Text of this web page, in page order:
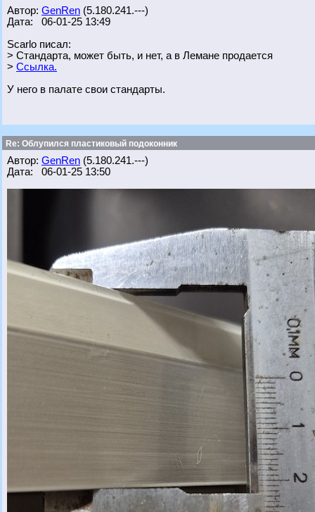
Автор: GenRen (5.180.241.---)
Дата: 06-01-25 13:49
Scarlo писал:
> Стандарта, может быть, и нет, а в Лемане продается
> Ссылка.
У него в палате свои стандарты.
Re: Облупился пластиковый подоконник
Автор: GenRen (5.180.241.---)
Дата: 06-01-25 13:50